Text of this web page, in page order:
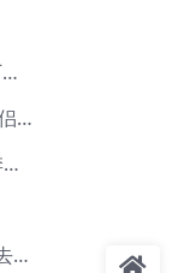
Go从入门到进阶，大厂案例全流程实践(完结)
熙墨爱经：12天探索伴侣亲密度
万维钢：精英日课1-6季合集
VMware过检测虚拟机去虚拟化教程(工具+基础+进阶)